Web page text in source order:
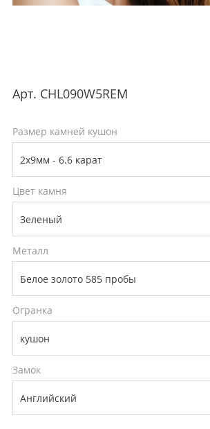
Арт. CHL090W5REM
Размер камней кушон
Цвет камня
Металл
Огранка
Замок